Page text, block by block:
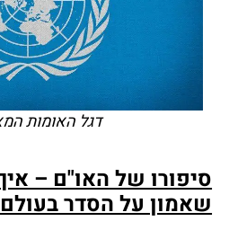
דגל האומות
סיפורו של האו"ם –
שאמון על הסדר